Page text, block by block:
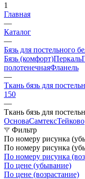
1
Главная
—
Каталог
—
Бязь для постельного
Бязь (комфорт)Перкаль
полотенечнаяФланель
—
Ткань бязь для
150
—
Ткань бязь для
ОсноваСамтексТейково
Фильтр
По номеру рисунка
По номеру рисунка
По номеру рисунка
По цене (убывание)
По цене (возрастание)